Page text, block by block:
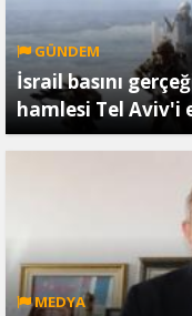
GÜNDEM
İsrail basını
hamlesi Tel Aviv'i
MEDYA